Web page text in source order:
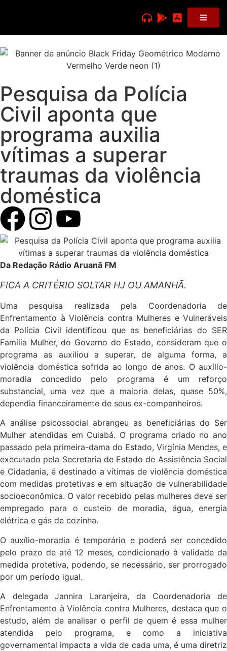
Pesquisa da Polícia
Civil aponta que
programa auxilia
vítimas a superar
traumas da violência
doméstica
Da Redação Rádio Aruanã FM
FICA A CRITÉRIO SOLTAR HJ OU AMANHÃ.
Uma pesquisa realizada pela Coordenadoria de
Enfrentamento à Violência contra Mulheres e Vulneráveis
da Polícia Civil identificou que as beneficiárias do SER
Família Mulher, do Governo do Estado, consideram que o
programa as auxiliou a superar, de alguma forma, a
violência doméstica sofrida ao longo de anos. O auxílio-
moradia concedido pelo programa é um reforço
substancial, uma vez que a maioria delas, quase 50%,
dependia financeiramente de seus ex-companheiros.
A análise psicossocial abrangeu as beneficiárias do Ser
Mulher atendidas em Cuiabá. O programa criado no ano
passado pela primeira-dama do Estado, Virgínia Mendes, e
executado pela Secretaria de Estado de Assistência Social
e Cidadania, é destinado a vítimas de violência doméstica
com medidas protetivas e em situação de vulnerabilidade
socioeconômica. O valor recebido pelas mulheres deve ser
empregado para o custeio de moradia, água, energia
elétrica e gás de cozinha.
O auxílio-moradia é temporário e poderá ser concedido
pelo prazo de até 12 meses, condicionado à validade da
medida protetiva, podendo, se necessário, ser prorrogado
por um período igual.
A delegada Jannira Laranjeira, da Coordenadoria de
Enfrentamento à Violência contra Mulheres, destaca que o
estudo, além de analisar o perfil de quem é essa mulher
atendida pelo programa, e como a iniciativa
governamental impacta a vida de cada uma, é uma diretriz